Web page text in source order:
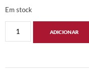
Em stock
ADICIONAR